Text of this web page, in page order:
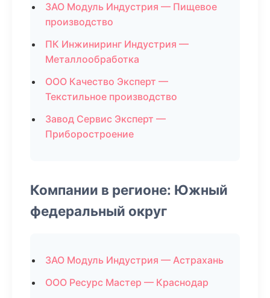
ЗАО Модуль Индустрия — Пищевое
производство
ПК Инжиниринг Индустрия —
Металлообработка
ООО Качество Эксперт —
Текстильное производство
Завод Сервис Эксперт —
Приборостроение
Компании в регионе: Южный
федеральный округ
ЗАО Модуль Индустрия — Астрахань
ООО Ресурс Мастер — Краснодар